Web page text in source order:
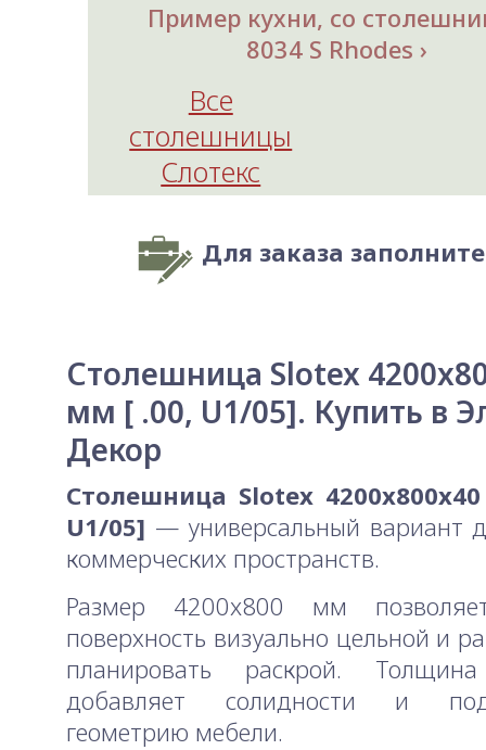
Пример кухни, со
8034 S Rhodes
Все
столешницы
Слотекс
Для заказа
Столешница Slotex
мм [ .00, U1/05]. Купить в
Декор
Столешница Slotex
U1/05] — универсальный вариант
коммерческих пространств.
Размер 4200x800 мм
поверхность визуально цельной и
планировать раскрой.
добавляет солидности и
геометрию мебели.